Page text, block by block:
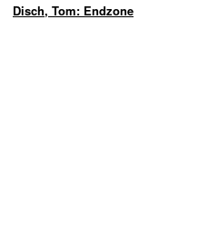
Disch, Tom: Endzone